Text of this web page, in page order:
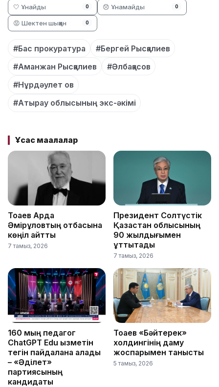
🤍 Ұнайды 0 😞 Ұнамайды 0
😡 Шектен шыққан 0
#Бас прокуратура
#Бергей Рысқалиев
#Аманжан Рысқалиев
#Әлбақасов
#Нұрдәулет ов
#Атырау облысының экс-әкімі
Ұқсас мақалалар
Тоқаев Ардақ
Әмірқұловтың отбасына
көңіл айтты
7 тамыз, 2026
Президент Солтүстік
Қазақстан облысының
90 жылдығымен
құттықтады
7 тамыз, 2026
160 мың педагог
ChatGPT Edu қызметін
тегін пайдалана алады
– «Әділет»
партиясының
кандидаты
Тоқаев «Бәйтерек»
холдингінің даму
жоспарымен танысты
5 тамыз, 2026